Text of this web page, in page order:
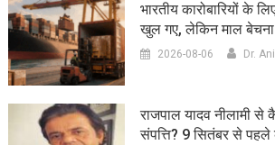
भारतीय कारोबारियों के
खुल गए, लेकिन माल बेचना
2026-08-06 Dr.
राजपाल यादव नीलामी
संपत्ति? 9 सितंबर से पहले